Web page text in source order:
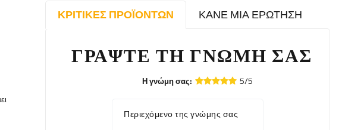
ΚΡΙΤΙΚΈΣ ΠΡΟΪΌΝΤΩΝ ΚΆΝΕ ΜΙΑ ΕΡΏΤΗΣΗ
ΓΡΆΨΤΕ ΤΗ ΓΝΏΜΗ ΣΑΣ
Η γνώμη σας: 5/5
Περιεχόμενο της γνώμης σας